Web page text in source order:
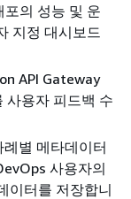
의 성능 및 운
지정 대시보드
API Gateway
사용자 피드백 수
별 메타데이터
사용자의
이터를 저장합니